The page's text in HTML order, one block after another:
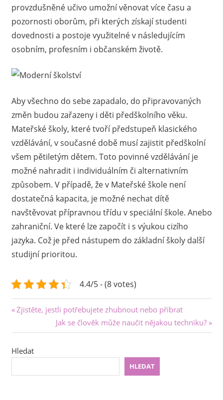
provzdušněné učivo umožní věnovat více času a
pozornosti oborům, při kterých získají studenti
dovednosti a postoje využitelné v následujícím
osobním, profesním i občanském životě.
Aby všechno do sebe zapadalo, do připravovaných
změn budou zařazeny i děti předškolního věku.
Mateřské školy, které tvoří předstupeň klasického
vzdělávání, v současné době musí zajistit předškolní
všem pětiletým dětem. Toto povinné vzdělávání je
možné nahradit i individuálním či alternativním
způsobem. V případě, že v Mateřské škole není
dostatečná kapacita, je možné nechat dítě
navštěvovat přípravnou třídu v speciální škole. Anebo
zahraniční. Ve které lze započít i s výukou cizího
jazyka. Což je před nástupem do základní školy další
studijní prioritou.
4.4/5 - (8 votes)
Navigace
pro
příspěvek
Previous
Zjistěte, jestli potřebujete zhubnout nebo přibrat
Next
Post:
Jak se člověk může naučit nějakou techniku?
Hledat
HLEDAT